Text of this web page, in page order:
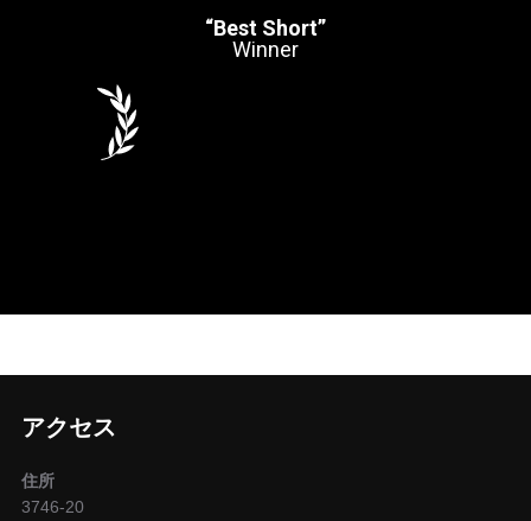
“Best Short”
Winner
アクセス
住所
3746-20